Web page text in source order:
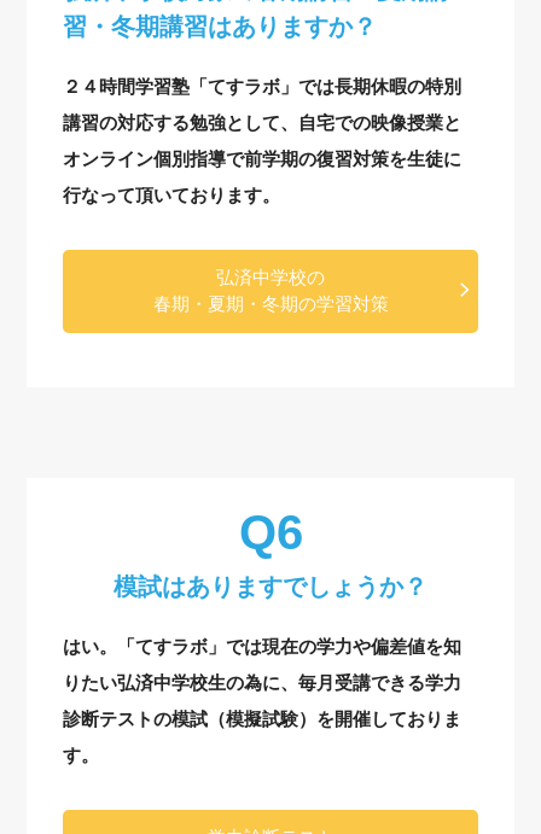
習・冬期講習はありますか？
２４時間学習塾「てすラボ」では長期休暇の特別
講習の対応する勉強として、自宅での映像授業と
オンライン個別指導で前学期の復習対策を生徒に
行なって頂いております。
弘済中学校の
春期・夏期・冬期の学習対策
模試はありますでしょうか？
はい。「てすラボ」では現在の学力や偏差値を知
りたい弘済中学校生の為に、毎月受講できる学力
診断テストの模試（模擬試験）を開催しておりま
す。